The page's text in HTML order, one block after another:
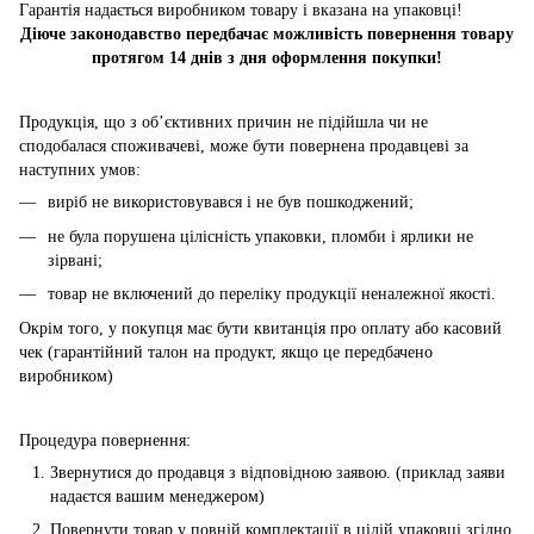
Гарантія надається виробником товару і вказана на упаковці!
Діюче законодавство передбачає можливість повернення товару
протягом 14 днів з дня оформлення покупки!
Продукція, що з об’єктивних причин не підійшла чи не
сподобалася споживачеві, може бути повернена продавцеві за
наступних умов:
виріб не використовувався і не був пошкоджений;
не була порушена цілісність упаковки, пломби і ярлики не
зірвані;
товар не включений до переліку продукції неналежної якості.
Окрім того, у покупця має бути квитанція про оплату або касовий
чек (гарантійний талон на продукт, якщо це передбачено
виробником)
Процедура повернення:
Звернутися до продавця з відповідною заявою. (приклад заяви
надаєтся вашим менеджером)
Повернути товар у повній комплектації в цілій упаковці згідно